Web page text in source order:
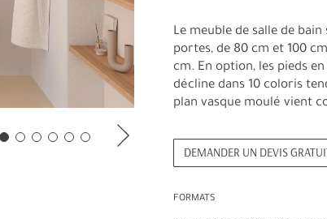
Le meuble de salle de
portes, de 80 cm et 100
cm. En option, les pieds
décline dans 10 coloris
plan vasque moulé vient
DEMANDER UN DEVIS
FORMATS